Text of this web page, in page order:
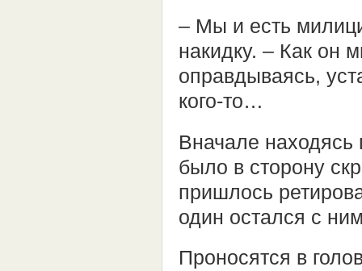
– Мы и есть
накидку. – Как он
оправдываясь,
кого-то…
Вначале
было в сторону
пришлось
один остался с
Проносятся в